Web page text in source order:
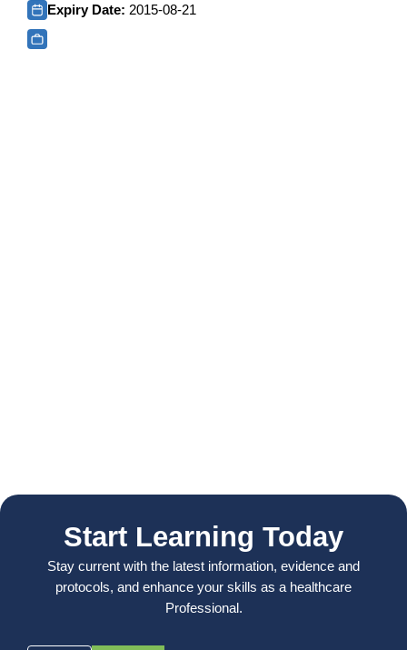
Expiry Date: 2015-08-21
Start Learning Today
Stay current with the latest information, evidence and
protocols, and enhance your skills as a healthcare
Professional.